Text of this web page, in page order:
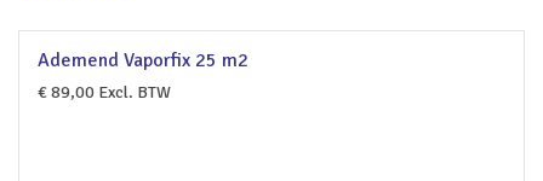
Ademend Vaporfix 25 m2
€89,00 Excl. BTW